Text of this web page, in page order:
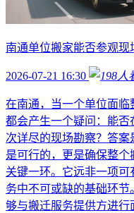
南通单位搬家能否参观现
2026-07-21 16:30
在南通，当一个单位面临
都会产生一个疑问：能
次详尽的现场勘察？答
是可行的，更是确保整
关键一环。它远非一项
务中不可或缺的基础环
够与搬迁服务提供方进